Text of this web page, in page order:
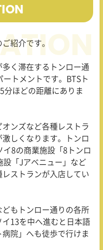
紹介です。
く滞在するトンロー通
トメントです。BTSト
分ほどの距離にありま
ンズなど各種レストラ
しくなります。トンロ
8の商業施設「8トンロ
設「Jアベニュー」など
ストランが入店してい
どもトンロー通りの各所
13を中へ進むと日本語
院」へも徒歩で行けま